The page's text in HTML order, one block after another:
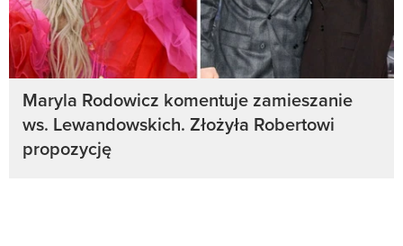
Maryla Rodowicz komentuje zamieszanie
ws. Lewandowskich. Złożyła Robertowi
propozycję